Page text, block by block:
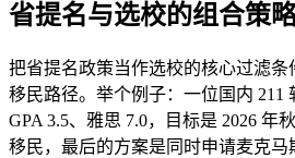
省提名与选校的组合策
把省提名政策当作选校的核心过滤
移民路径。举个例子：一位国内 211
GPA 3.5、雅思 7.0，目标是 2026 年
移民，最后的方案是同时申请麦克马